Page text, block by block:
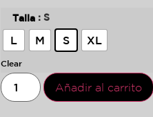
Talla : S
L M S XL
Clear
Añadir al carrito